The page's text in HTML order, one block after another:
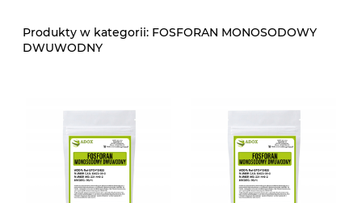
FOSFORAN MONOSODOWY
DWUWODNY